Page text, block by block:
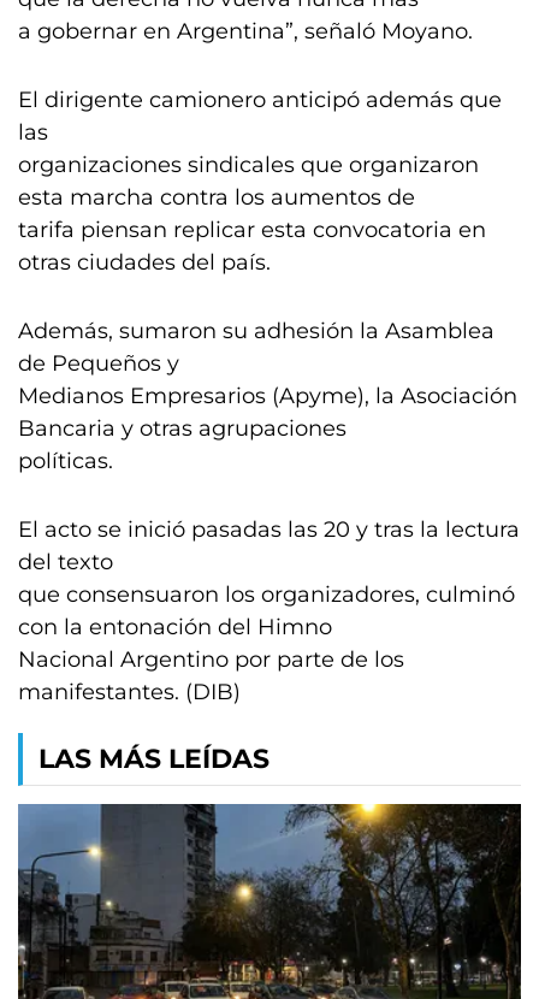
a gobernar en Argentina”, señaló Moyano.
El dirigente camionero anticipó además que
las
organizaciones sindicales que organizaron
esta marcha contra los aumentos de
tarifa piensan replicar esta convocatoria en
otras ciudades del país.
Además, sumaron su adhesión la Asamblea
de Pequeños y
Medianos Empresarios (Apyme), la Asociación
Bancaria y otras agrupaciones
políticas.
El acto se inició pasadas las 20 y tras la lectura
del texto
que consensuaron los organizadores, culminó
con la entonación del Himno
Nacional Argentino por parte de los
manifestantes. (DIB)
LAS MÁS LEÍDAS